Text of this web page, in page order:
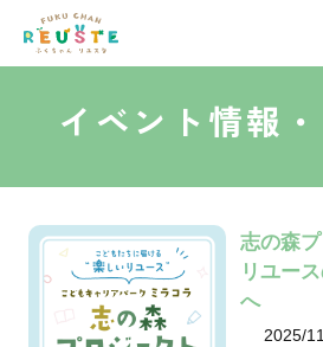
イベント情報
志の森プ
リユー
へ
2025/